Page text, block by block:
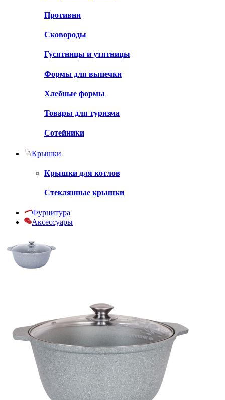
Противни
Сковороды
Гусятницы и утятницы
Формы для выпечки
Хлебные формы
Товары для туризма
Сотейники
Крышки
Крышки для котлов
Стеклянные крышки
Фурнитура
Аксессуары